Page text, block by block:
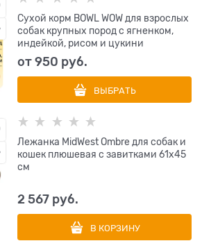
Сухой корм BOWL WOW для взрослых
собак крупных пород с ягненком,
индейкой, рисом и цукини
от950 руб.
ВЫБРАТЬ
Лежанка MidWest Ombre для собак и
кошек плюшевая с завитками 61х45
см
2 567 руб.
В КОРЗИНУ